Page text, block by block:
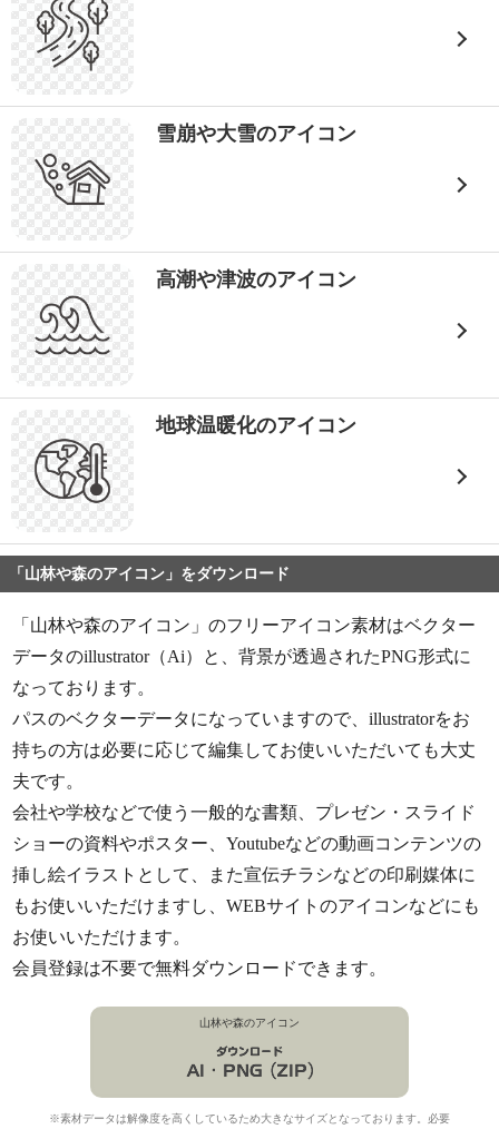
雪崩や大雪のアイコン
高潮や津波のアイコン
地球温暖化のアイコン
「山林や森のアイコン」をダウンロード
「山林や森のアイコン」のフリーアイコン素材はベクター
データのillustrator（Ai）と、背景が透過されたPNG形式に
なっております。
パスのベクターデータになっていますので、illustratorをお
持ちの方は必要に応じて編集してお使いいただいても大丈
夫です。
会社や学校などで使う一般的な書類、プレゼン・スライド
ショーの資料やポスター、Youtubeなどの動画コンテンツの
挿し絵イラストとして、また宣伝チラシなどの印刷媒体に
もお使いいただけますし、WEBサイトのアイコンなどにも
お使いいただけます。
会員登録は不要で無料ダウンロードできます。
山林や森のアイコン
※素材データは解像度を高くしているため大きなサイズとなっております。必要